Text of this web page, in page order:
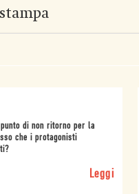
di non ritorno per la
che i protagonisti
Leggi